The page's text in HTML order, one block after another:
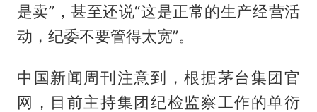
是卖”，甚至还说“这是正常的生产经营活
动，纪委不要管得太宽”。
中国新闻周刊注意到，根据茅台集团官
网，目前主持集团纪检监察工作的单衍